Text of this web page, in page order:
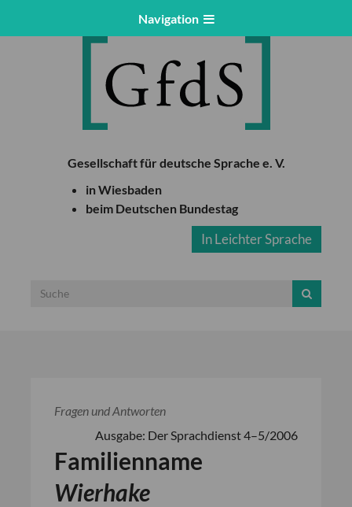
Navigation
Gesellschaft für deutsche Sprache e. V.
in Wiesbaden
beim Deutschen Bundestag
In Leichter Sprache
Fragen und Antworten
Ausgabe: Der Sprachdienst 4–5/2006
Familienname
Wierhake